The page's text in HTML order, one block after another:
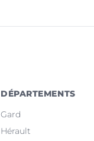
DÉPARTEMENTS
Gard
Hérault